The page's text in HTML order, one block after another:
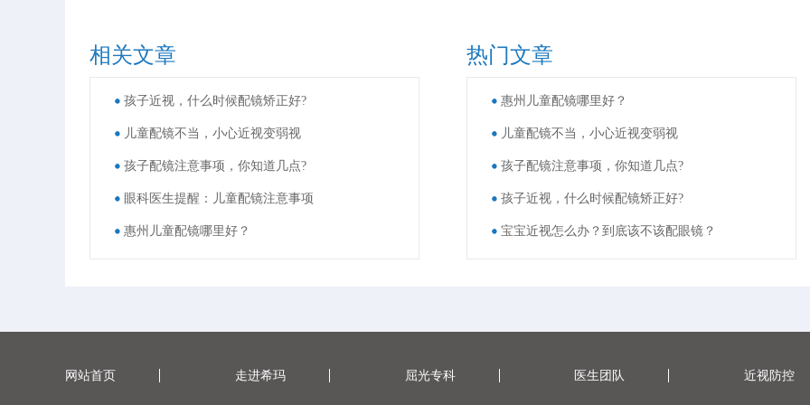
相关文章
孩子近视，什么时候配镜矫正好?
儿童配镜不当，小心近视变弱视
孩子配镜注意事项，你知道几点?
眼科医生提醒：儿童配镜注意事项
惠州儿童配镜哪里好？
热门文章
惠州儿童配镜哪里好？
儿童配镜不当，小心近视变弱视
孩子配镜注意事项，你知道几点?
孩子近视，什么时候配镜矫正好?
宝宝近视怎么办？到底该不该配眼镜？
网站首页 走进希玛 屈光专科 医生团队 近视防控